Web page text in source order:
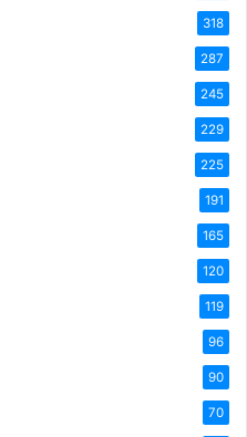
318
287
245
229
225
191
165
120
119
96
90
70